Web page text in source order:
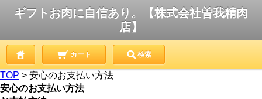
ギフトお肉に自信あり。【株式会社曽我精肉
店】
カート 検索
TOP > 安心のお支払い方法
安心のお支払い方法